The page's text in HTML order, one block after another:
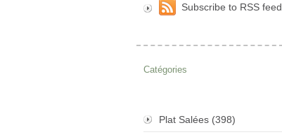
Subscribe to RSS feed
Catégories
Plat Salées (398)